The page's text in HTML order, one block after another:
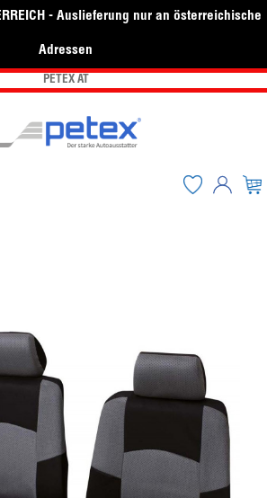
- Auslieferung nur an österreichische
Adressen
PETEX AT